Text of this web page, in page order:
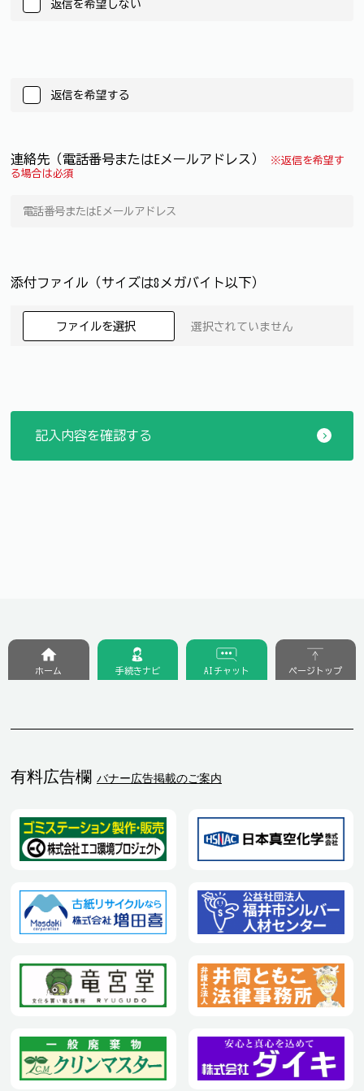
返信を希望しない
返信を希望する
連絡先（電話番号またはEメールアドレス）
※返信を希望す
る場合は必須
添付ファイル（サイズは8メガバイト以下）
ファイルを選択 選択されていません
有料広告欄 バナー広告掲載のご案内
ホーム 手続きナビ AIチャット ページトップ